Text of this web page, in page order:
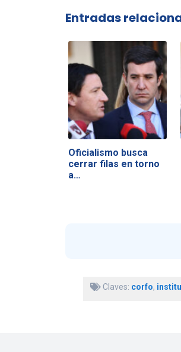
Entradas
Oficialismo busca
cerrar filas en torno
a…
Claves: corfo,